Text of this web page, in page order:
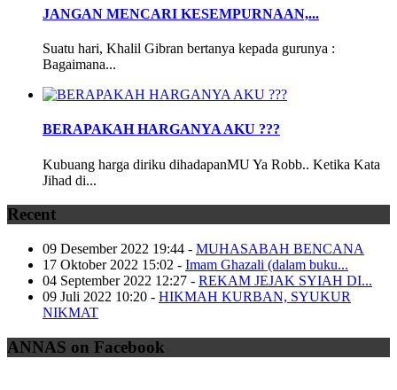
JANGAN MENCARI KESEMPURNAAN,...
Suatu hari, Khalil Gibran bertanya kepada gurunya :
Bagaimana...
BERAPAKAH HARGANYA AKU ???
Kubuang harga diriku dihadapanMU Ya Robb.. Ketika Kata
Jihad di...
Recent
09 Desember 2022 19:44 - MUHASABAH BENCANA
17 Oktober 2022 15:02 - Imam Ghazali (dalam buku...
04 September 2022 12:27 - REKAM JEJAK SYIAH DI...
09 Juli 2022 10:20 - HIKMAH KURBAN, SYUKUR
NIKMAT
ANNAS on Facebook